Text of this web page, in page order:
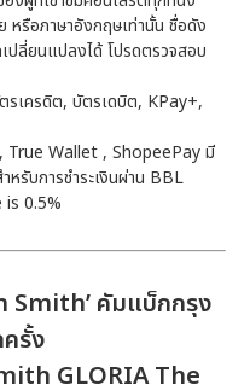
หรือภาษาอังกฤษเท่านั้น ชื่อดัง
ปลี่ยนแปลงได้ โปรดตรวจสอบ
รเครดิต, บัตรเดบิต, KPay+,
, True Wallet , ShopeePay มี
รับการชำระเงินผ่าน BBL
0.5%
Smith’ คัมแบ็กกรุง
รั้ง
GLORIA The